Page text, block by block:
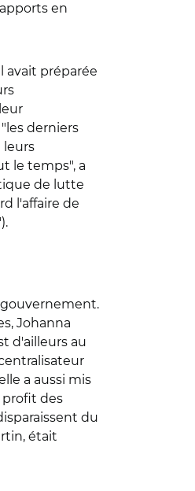
en
avait préparée
derniers
leurs
le temps", a
de lutte
l'affaire de
gouvernement.
Johanna
d'ailleurs au
a aussi mis
des
du
était